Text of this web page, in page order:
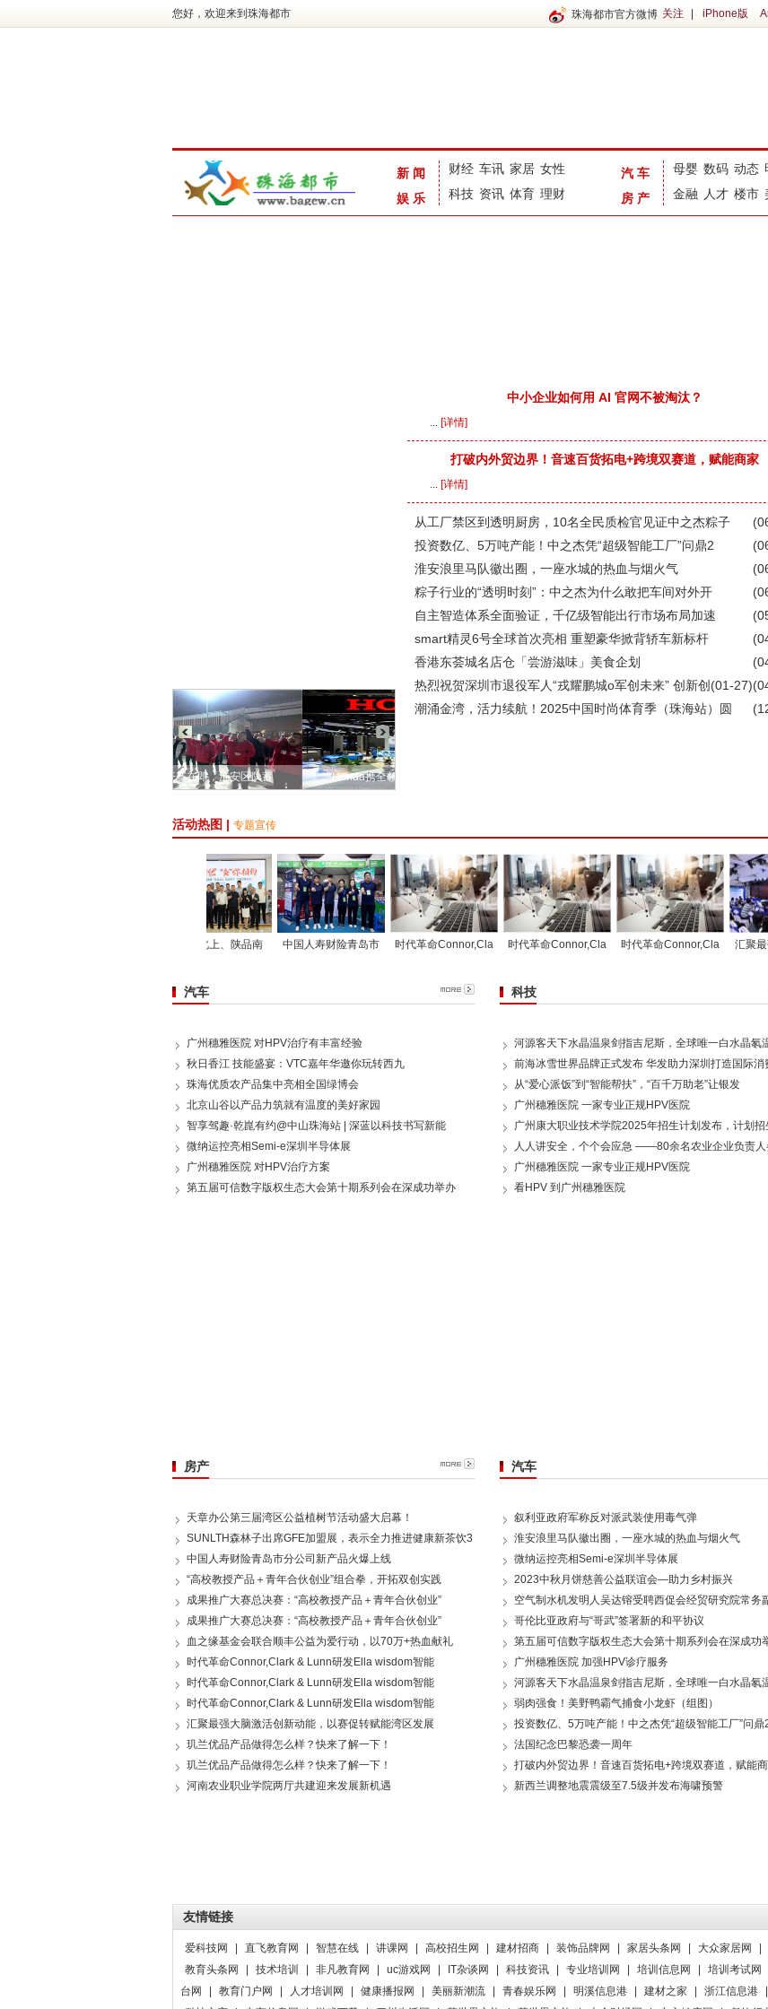
珠海都市官方微博 关注 iPhone版
您好，欢迎来到珠海都市
新闻
娱乐
财经 车讯 家居 女性
科技 资讯 体育 理财
汽车
房产
母婴 数码 动态
金融
人才 楼市
Honda携全领域产品及安全技术成
中小企业如何用 AI 官网不被淘汰？
... [详情]
打破内外贸边界！音速百货拓电+跨境双赛道，赋能商家
... [详情]
从工厂禁区到透明厨房，10名全民质检官见证中之杰粽子
投资数亿、5万吨产能！中之杰凭“超级智能工厂”问鼎2
淮安浪里马队徽出圈，一座水城的热血与烟火气
粽子行业的“透明时刻”：中之杰为什么敢把车间对外开
自主智造体系全面验证，千亿级智能出行市场布局加速
smart精灵6号全球首次亮相 重塑豪华掀背轿车新标杆
香港东荟城名店仓「尝游滋味」美食企划
(01-27)
热烈祝贺深圳市退役军人“戎耀鹏城o军创未来” 创新创
潮涌金湾，活力续航！2025中国时尚体育季（珠海站）圆
活动热图 | 专题宣传
中国人寿财险青岛市 时代革命Connor,Cla 时代革命Connor,Cla 时代革命Connor,Cla 汇聚最强大脑激活创
汽车
广州穗雅医院 对HPV治疗有丰富经验
秋日香江 技能盛宴：VTC嘉年华邀你玩转西九
珠海优质农产品集中亮相全国绿博会
北京山谷以产品力筑就有温度的美好家园
智享驾趣·乾崑有约@中山珠海站 | 深蓝以科技书写新能
微纳运控亮相Semi-e深圳半导体展
广州穗雅医院 对HPV治疗方案
第五届可信数字版权生态大会第十期系列会在深成功举办
科技
河源客天下水晶温泉剑指吉尼斯，全球唯一白水晶氡
前海冰雪世界品牌正式发布 华发助力深圳打造国际消
从“爱心派饭”到“智能帮扶”，“百千万助老”让银发
广州穗雅医院 一家专业正规HPV医院
广州康大职业技术学院2025年招生计划发布，计划
人人讲安全，个个会应急 ——80余名农业企业负责人
广州穗雅医院 一家专业正规HPV医院
看HPV 到广州穗雅医院
房产
天章办公第三届湾区公益植树节活动盛大启幕！
SUNLTH森林子出席GFE加盟展，表示全力推进健康新茶饮3
中国人寿财险青岛市分公司新产品火爆上线
“高校教授产品＋青年合伙创业”组合拳，开拓双创实践
成果推广大赛总决赛：“高校教授产品＋青年合伙创业”
成果推广大赛总决赛：“高校教授产品＋青年合伙创业”
血之缘基金会联合顺丰公益为爱行动，以70万+热血献礼
时代革命Connor,Clark & Lunn研发Ella wisdom智能
时代革命Connor,Clark & Lunn研发Ella wisdom智能
时代革命Connor,Clark & Lunn研发Ella wisdom智能
汇聚最强大脑激活创新动能，以赛促转赋能湾区发展
玑兰优品产品做得怎么样？快来了解一下！
玑兰优品产品做得怎么样？快来了解一下！
河南农业职业学院两厅共建迎来发展新机遇
汽车
叙利亚政府军称反对派武装使用毒气弹
淮安浪里马队徽出圈，一座水城的热血与烟火气
微纳运控亮相Semi-e深圳半导体展
2023中秋月饼慈善公益联谊会—助力乡村振兴
空气制水机发明人吴达镕受聘西促会经贸研究院常务
哥伦比亚政府与“哥武”签署新的和平协议
第五届可信数字版权生态大会第十期系列会在深成功
广州穗雅医院 加强HPV诊疗服务
河源客天下水晶温泉剑指吉尼斯，全球唯一白水晶氡
弱肉强食！美野鸭霸气捕食小龙虾（组图）
投资数亿、5万吨产能！中之杰凭“超级智能工厂”问鼎
法国纪念巴黎恐袭一周年
打破内外贸边界！音速百货拓电+跨境双赛道，赋能
新西兰调整地震震级至7.5级并发布海啸预警
友情链接
爱科技网 直飞教育网 智慧在线 讲课网 高校招生网 建材招商 装饰品牌网 家居头条网 大众家居网
教育头条网
技术培训 非凡教育网 uc游戏网 IT杂谈网 科技资讯 专业培训网 培训信息网 培训考试网
台网
教育门户网 人才培训网 健康播报网 美丽新潮流 青春娱乐网 明溪信息港 建材之家 浙江信息港